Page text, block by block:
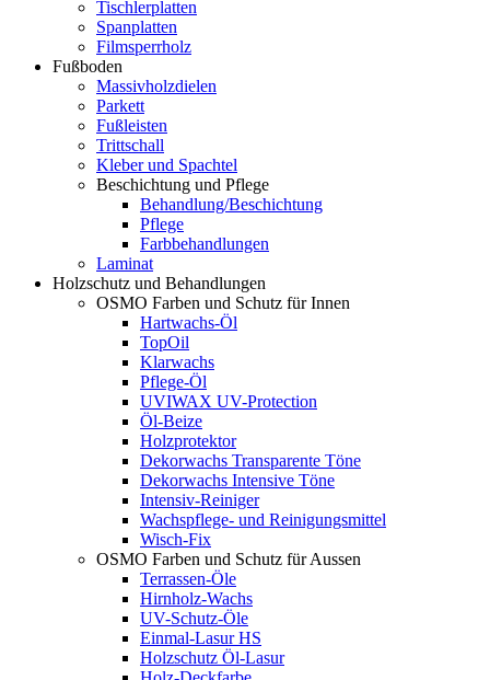
Tischlerplatten
Spanplatten
Filmsperrholz
Fußboden
Massivholzdielen
Parkett
Fußleisten
Trittschall
Kleber und Spachtel
Beschichtung und Pflege
Behandlung/Beschichtung
Pflege
Farbbehandlungen
Laminat
Holzschutz und Behandlungen
OSMO Farben und Schutz für Innen
Hartwachs-Öl
TopOil
Klarwachs
Pflege-Öl
UVIWAX UV-Protection
Öl-Beize
Holzprotektor
Dekorwachs Transparente Töne
Dekorwachs Intensive Töne
Intensiv-Reiniger
Wachspflege- und Reinigungsmittel
Wisch-Fix
OSMO Farben und Schutz für Aussen
Terrassen-Öle
Hirnholz-Wachs
UV-Schutz-Öle
Einmal-Lasur HS
Holzschutz Öl-Lasur